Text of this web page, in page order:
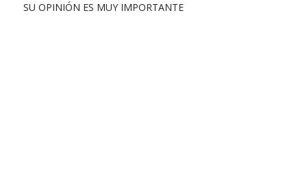
SU OPINIÓN ES MUY IMPORTANTE